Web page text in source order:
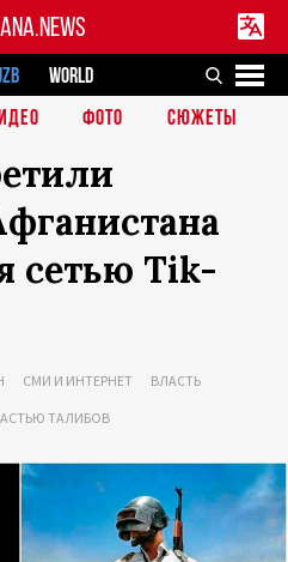
WORLD
ФОТО СЮЖЕТЫ
сетью Tik-
СМИ И ИНТЕРНЕТ ВЛАСТЬ
ТАЛИБОВ